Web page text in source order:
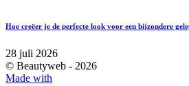
Hoe creëer je de perfecte look voor een bijzondere
28 juli 2026
© Beautyweb - 2026
Made with